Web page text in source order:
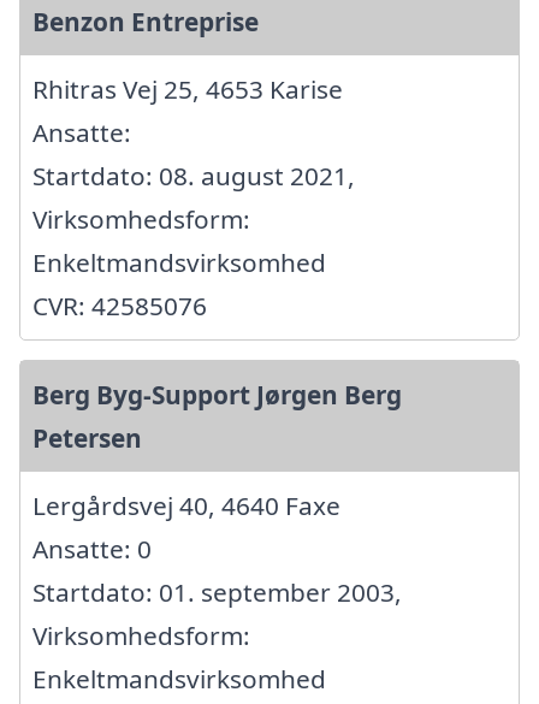
Benzon Entreprise
Rhitras Vej 25, 4653 Karise
Ansatte:
Startdato: 08. august 2021,
Virksomhedsform:
Enkeltmandsvirksomhed
CVR: 42585076
Berg Byg-Support Jørgen Berg
Petersen
Lergårdsvej 40, 4640 Faxe
Ansatte: 0
Startdato: 01. september 2003,
Virksomhedsform:
Enkeltmandsvirksomhed